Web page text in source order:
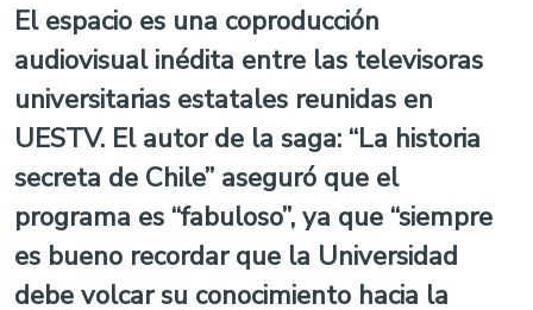
El espacio es una coproducción
audiovisual inédita entre las televisoras
universitarias estatales reunidas en
UESTV. El autor de la saga: “La historia
secreta de Chile” aseguró que el
programa es “fabuloso”, ya que “siempre
es bueno recordar que la Universidad
debe volcar su conocimiento hacia la